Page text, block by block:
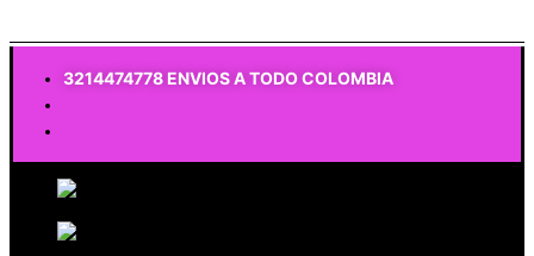
3214474778 ENVIOS A TODO COLOMBIA